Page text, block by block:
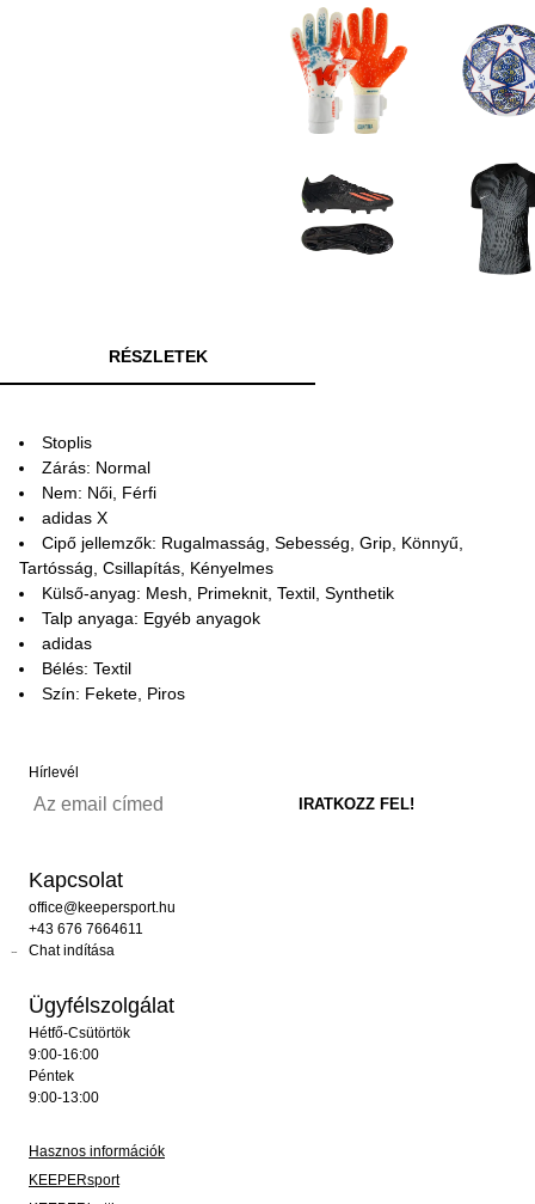
RÉSZLETEK
Stoplis
Zárás: Normal
Nem: Női, Férfi
adidas X
Cipő jellemzők: Rugalmasság, Sebesség, Grip, Könnyű,
Tartósság, Csillapítás, Kényelmes
Külső-anyag: Mesh, Primeknit, Textil, Synthetik
Talp anyaga: Egyéb anyagok
adidas
Bélés: Textil
Szín: Fekete, Piros
Hírlevél
Kapcsolat
office@keepersport.hu
+43 676 7664611
Chat indítása
Ügyfélszolgálat
Hétfő-Csütörtök
9:00-16:00
Péntek
9:00-13:00
Hasznos információk
KEEPERsport